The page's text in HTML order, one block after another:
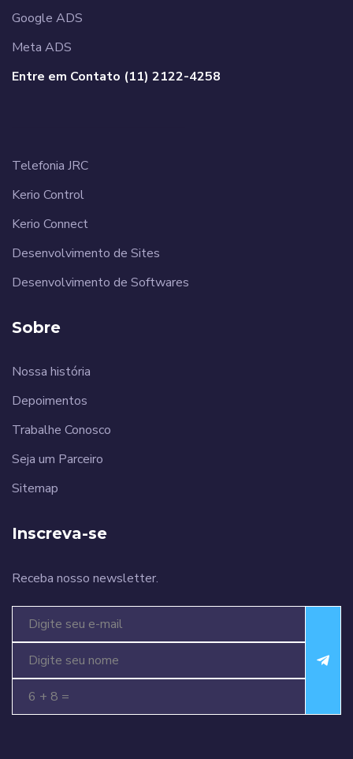
Google ADS
Meta ADS
Entre em Contato (11) 2122-4258
Telefonia JRC
Kerio Control
Kerio Connect
Desenvolvimento de Sites
Desenvolvimento de Softwares
Sobre
Nossa história
Depoimentos
Trabalhe Conosco
Seja um Parceiro
Sitemap
Inscreva-se
Receba nosso newsletter.